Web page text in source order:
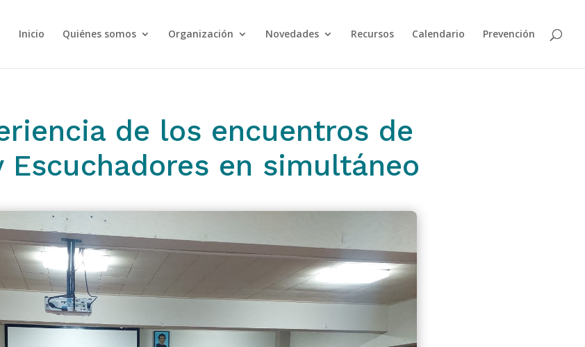
Inicio Quiénes somos Organización Novedades Recursos Calendario Prevención
de los encuentros de
Escuchadores en simultáneo